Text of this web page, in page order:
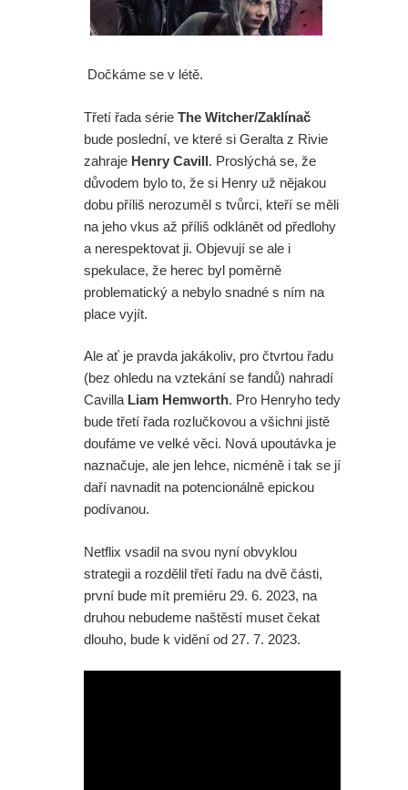
Dočkáme se v létě.
Třetí řada série The Witcher/Zaklínač
bude poslední, ve které si Geralta z Rivie
zahraje Henry Cavill. Proslýchá se, že
důvodem bylo to, že si Henry už nějakou
dobu příliš nerozuměl s tvůrci, kteří se měli
na jeho vkus až příliš odklánět od předlohy
a nerespektovat ji. Objevují se ale i
spekulace, že herec byl poměrně
problematický a nebylo snadné s ním na
place vyjít.
Ale ať je pravda jakákoliv, pro čtvrtou řadu
(bez ohledu na vztekání se fandů) nahradí
Cavilla Liam Hemworth. Pro Henryho tedy
bude třetí řada rozlučkovou a všichni jistě
doufáme ve velké věci. Nová upoutávka je
naznačuje, ale jen lehce, nicméně i tak se jí
daří navnadit na potencionálně epickou
podívanou.
Netflix vsadil na svou nyní obvyklou
strategii a rozdělil třetí řadu na dvě části,
první bude mít premiéru 29. 6. 2023, na
druhou nebudeme naštěstí muset čekat
dlouho, bude k vidění od 27. 7. 2023.